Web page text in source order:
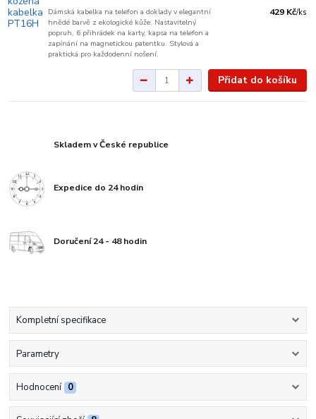
Dámská kabelka na telefon a doklady v elegantní
hnědé barvě z ekologické kůže. Nastavitelný
popruh, 6 přihrádek na karty, kapsa na telefon a
zapínání na magnetickou patentku. Stylová a
praktická pro každodenní nošení.
429 Kč/ks
Přidat do košíku
Skladem v České republice
Expedice do 24 hodin
Doručení 24 - 48 hodin
Kompletní specifikace
Parametry
Hodnocení 0